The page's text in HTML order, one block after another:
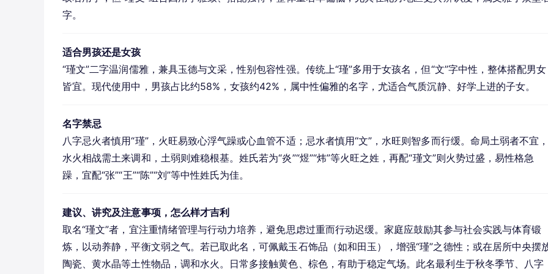
字。
适合男孩还是女孩
“瑾文”二字温润儒雅，兼具玉德与文采，性别包容性强。传统上“瑾”多用于女孩名，但“文”字中性，整体搭配男女
皆宜。现代使用中，男孩占比约58%，女孩约42%，属中性偏雅的名字，尤适合气质沉静、好学上进的子女。
名字禁忌
八字忌火者慎用“瑾”，火旺易致心浮气躁或心血管不适；忌水者慎用“文”，水旺则智多而行缓。命局土弱者不宜
水火相战需土来调和，土弱则难稳根基。姓氏若为“炎”“煜”“炜”等火旺之姓，再配“瑾文”则火势过盛，易性格急
躁，宜配“张”“王”“陈”“刘”等中性姓氏为佳。
建议、讲究及注意事项，怎么样才吉利
取名“瑾文”者，宜注重情绪管理与行动力培养，避免思虑过重而行动迟缓。家庭应鼓励其参与社会实践与体育锻
炼，以动养静，平衡文弱之气。若已取此名，可佩戴玉石饰品（如和田玉），增强“瑾”之德性；或在居所中央摆
陶瓷、黄水晶等土性物品，调和水火。日常多接触黄色、棕色，有助于稳定气场。此名最利生于秋冬季节、八字